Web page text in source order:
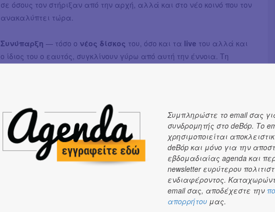
σε όσους τον στήριξαν από την αρχή, αλλά και στο νέο κοινό που τον
ανακαλύπτει τώρα.
Συνύπαρξη — τόσο ο νέος δίσκος του, όσο και τα live του αλλά και
ο ίδιος του ο εαυτός, συγκλίνουν γύρω από αυτή την έννοια. Τη
συναισθημάτων του· αλλά και την αντίφαση ανάμεσα στον
μαθηματικό και τον μουσικό μέσα του.
Μαζί του επί σκηνής:
Λαμπρινή Γρηγοριάδου- Σταθερά δίπλα του εδώ και δυο χρόνια,
στην ηλεκτρική και την ακουστική κιθάρα. Υπογράφει επίσης τη
μουσική, την ενορχήστρωση και την παραγωγή του νέου δίσκου.
Συμπληρώστε το email σας
συνδρομητής στο deBόp. Το
χρησιμοποιείται
deBόp και μόνο για την
εβδομαδιαίας agenda και
newsletter ευρύτερου
ενδιαφέροντος.
email σας, αποδέχεστε την
απορρήτου μας.